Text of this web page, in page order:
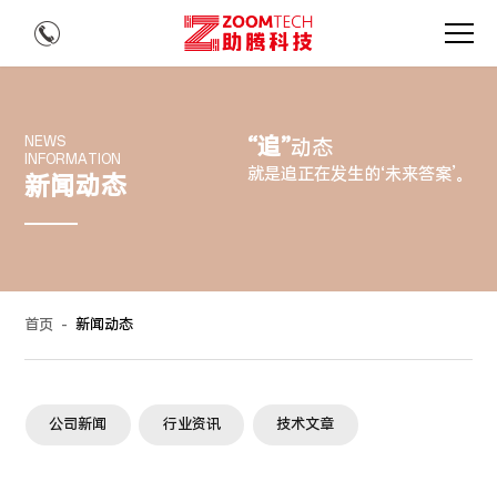
NEWS
INFORMATION
新闻动态
“追”动态
就是追正在发生的‘未来答案’。
首页 - 新闻动态
公司新闻 行业资讯 技术文章